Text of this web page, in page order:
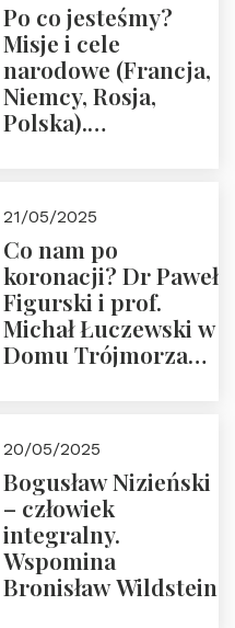
Po co jesteśmy?
Misje i cele
narodowe (Francja,
Niemcy, Rosja,
Polska).
Zapraszamy do
zapisów.
21/05/2025
Co nam po
koronacji? Dr Paweł
Figurski i prof.
Michał Łuczewski w
Domu Trójmorza
20/05/2025
Bogusław Nizieński
– człowiek
integralny.
Wspomina
Bronisław Wildstein